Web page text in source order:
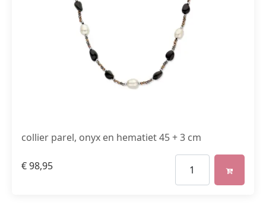
collier parel, onyx en hematiet 45 + 3 cm
€98,95